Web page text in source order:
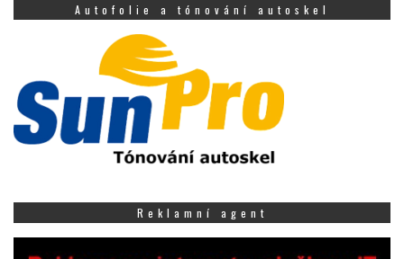
Autofolie a tónování autoskel
Reklamní agent